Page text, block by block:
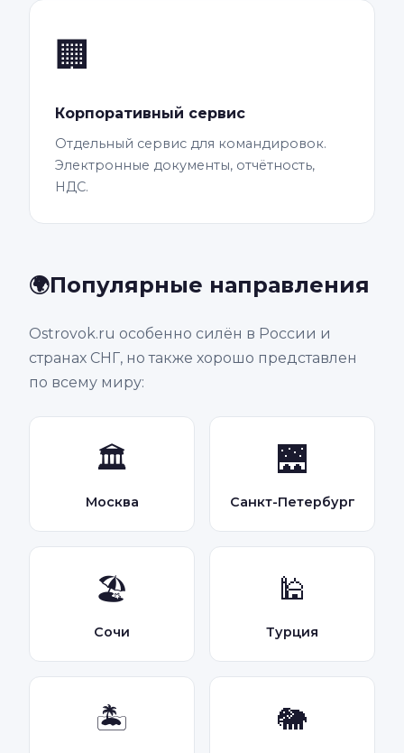
🏢
Корпоративный сервис
Отдельный сервис для командировок.
Электронные документы, отчётность,
НДС.
🌍Популярные направления
Ostrovok.ru особенно силён в России и
странах СНГ, но также хорошо представлен
по всему миру:
🏛️
Москва
🌉
Санкт-Петербург
🏖️
Сочи
🕌
Турция
🏝️ 🐘